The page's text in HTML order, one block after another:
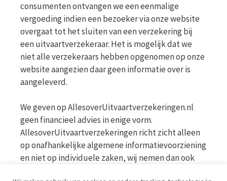
consumenten ontvangen we een eenmalige
vergoeding indien een bezoeker via onze website
overgaat tot het sluiten van een verzekering bij
een uitvaartverzekeraar. Het is mogelijk dat we
niet alle verzekeraars hebben opgenomen op onze
website aangezien daar geen informatie over is
aangeleverd.
We geven op AllesoverUitvaartverzekeringen.nl
geen financieel advies in enige vorm.
AllesoverUitvaartverzekeringen richt zicht alleen
op onafhankelijke algemene informatievoorziening
en niet op individuele zaken, wij nemen dan ook